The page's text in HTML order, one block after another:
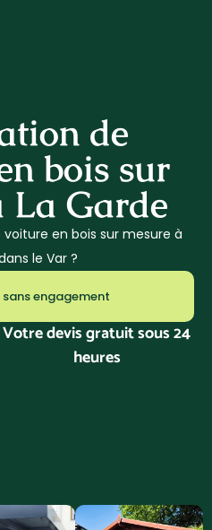
de
bois sur
La Garde
en bois sur mesure à
le Var ?
engagement
Votre devis gratuit sous 24
heures